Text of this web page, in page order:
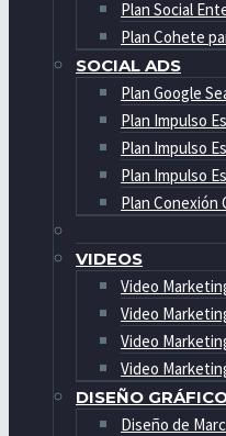
Plan Social
Plan Cohete
SOCIAL ADS
Plan Google
Plan Impulso
Plan Impulso
Plan Impulso
Plan Conexión
VIDEOS
Video
Video
Video
Video
DISEÑO
Diseño de